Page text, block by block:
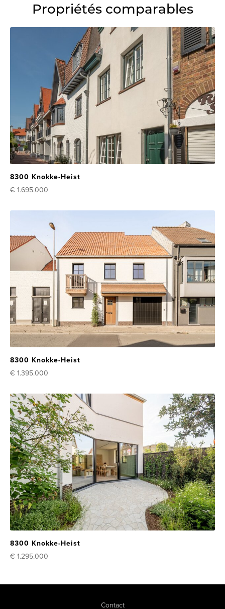
Propriétés comparables
8300 Knokke-Heist
€ 1.695.000
8300 Knokke-Heist
€ 1.395.000
8300 Knokke-Heist
€ 1.295.000
Contact